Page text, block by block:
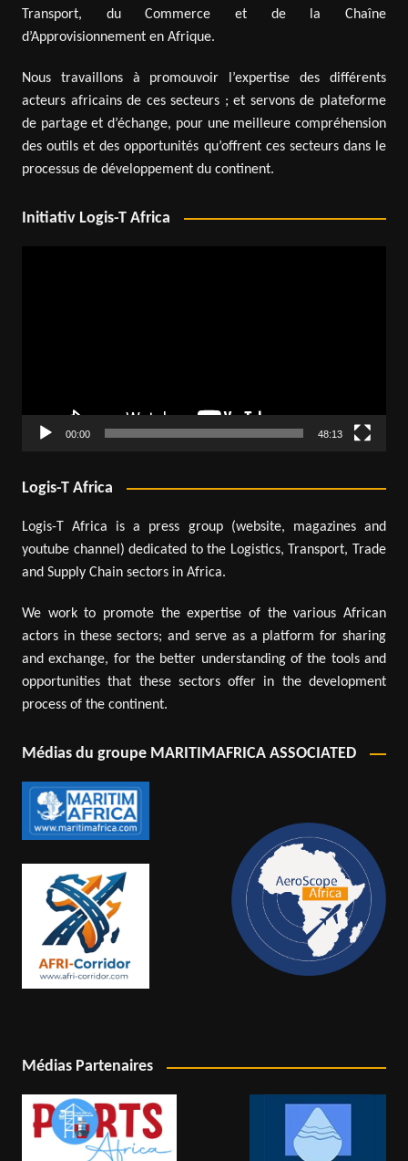
Transport, du Commerce et de la Chaîne
d’Approvisionnement en Afrique.
Nous travaillons à promouvoir l’expertise des différents
acteurs africains de ces secteurs ; et servons de plateforme
de partage et d’échange, pour une meilleure compréhension
des outils et des opportunités qu’offrent ces secteurs dans le
processus de développement du continent.
Initiativ Logis-T Africa
00:00 48:13
Logis-T Africa
Logis-T Africa is a press group (website, magazines and
youtube channel) dedicated to the Logistics, Transport, Trade
and Supply Chain sectors in Africa.
We work to promote the expertise of the various African
actors in these sectors; and serve as a platform for sharing
and exchange, for the better understanding of the tools and
opportunities that these sectors offer in the development
process of the continent.
Médias du groupe MARITIMAFRICA ASSOCIATED
Médias Partenaires